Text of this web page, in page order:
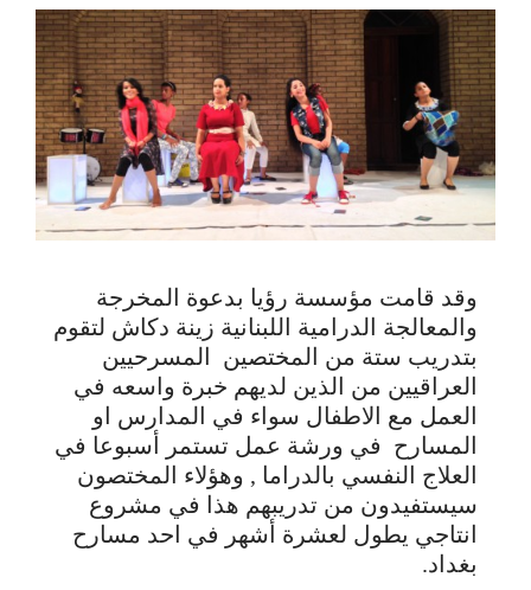
وقد قامت مؤسسة رؤيا بدعوة المخرجة
والمعالجة الدرامية اللبنانية زينة دكاش لتقوم
بتدريب ستة من المختصين المسرحيين
العراقيين من الذين لديهم خبرة واسعه في
العمل مع الاطفال سواء في المدارس او
المسارح في ورشة عمل تستمر أسبوعا في
العلاج النفسي بالدراما , وهؤلاء المختصون
سيستفيدون من تدريبهم هذا في مشروع
انتاجي يطول لعشرة أشهر في احد مسارح
بغداد.